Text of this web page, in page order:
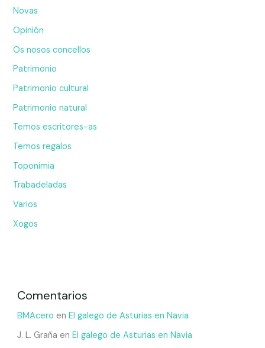
Novas
Opinión
Os nosos concellos
Patrimonio
Patrimonio cultural
Patrimonio natural
Temos escritores-as
Temos regalos
Toponimia
Trabadeladas
Varios
Xogos
Comentarios
BMAcero en El galego de Asturias en Navia
J. L. Graña en El galego de Asturias en Navia